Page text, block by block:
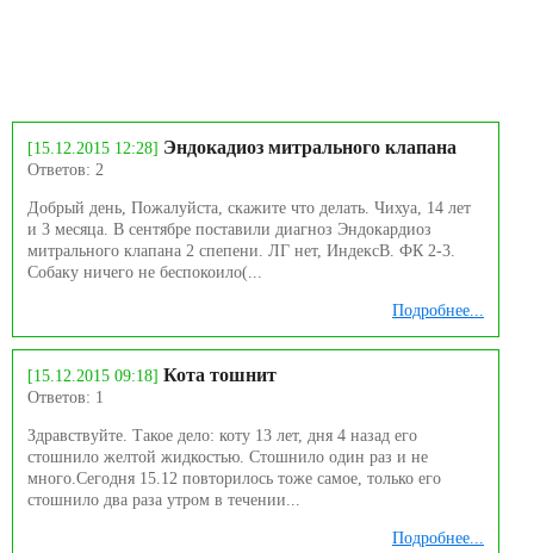
[15.12.2015 12:28] Эндокадиоз митрального клапана
Ответов: 2
Добрый день, Пожалуйста, скажите что делать. Чихуа, 14 лет
и 3 месяца. В сентябре поставили диагноз Эндокардиоз
митрального клапана 2 спепени. ЛГ нет, ИндексВ. ФК 2-3.
Собаку ничего не беспокоило(...
Подробнее...
[15.12.2015 09:18] Кота тошнит
Ответов: 1
Здравствуйте. Такое дело: коту 13 лет, дня 4 назад его
стошнило желтой жидкостью. Стошнило один раз и не
много.Сегодня 15.12 повторилось тоже самое, только его
стошнило два раза утром в течении...
Подробнее...